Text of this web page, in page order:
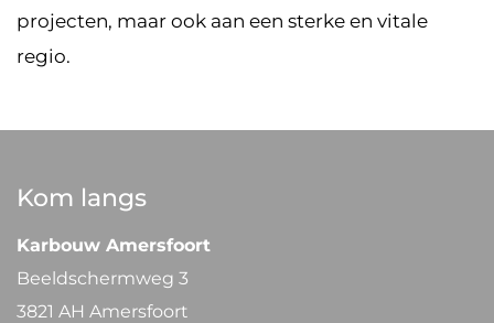
projecten, maar ook aan een sterke en vitale
regio.
Kom langs
Karbouw Amersfoort
Beeldschermweg 3
3821 AH Amersfoort